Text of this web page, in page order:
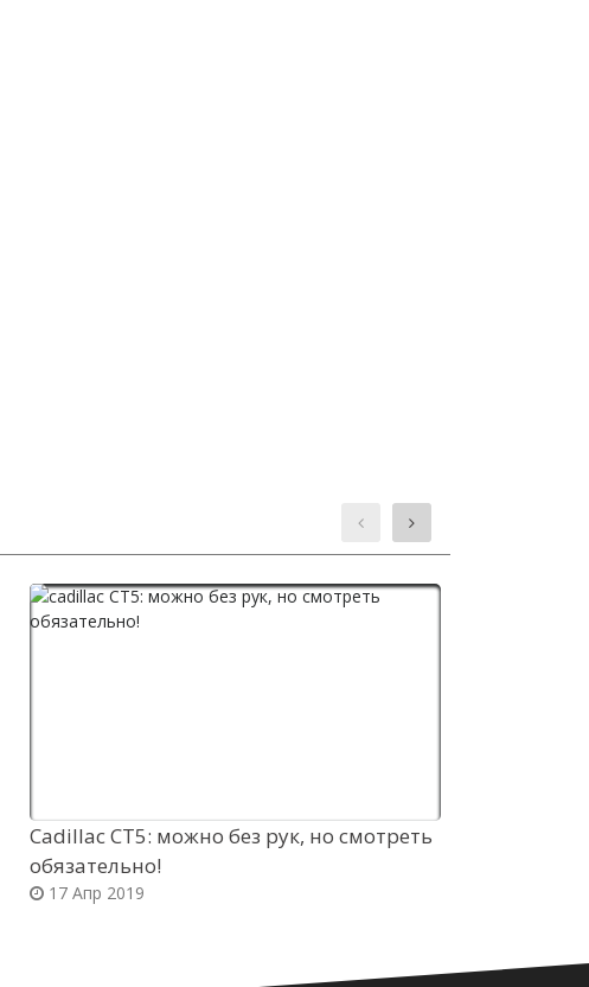
Cadillac CT5: можно без рук, но смотреть
обязательно!
17 Апр 2019